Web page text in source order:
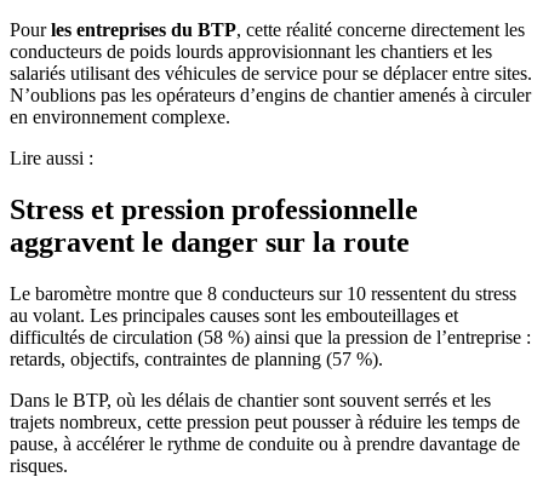
Pourles entreprises du BTP, cette réalité concerne directement les
conducteurs de poids lourds approvisionnant les chantiers et les
salariés utilisant des véhicules de service pour se déplacer entre sites.
N’oublions pas les opérateurs d’engins de chantier amenés à circuler
en environnement complexe.
Lire aussi :
Stress et pression professionnelle
aggravent le danger sur la route
Le baromètre montre que 8 conducteurs sur 10 ressentent du stress
au volant. Les principales causes sont les embouteillages et
difficultés de circulation (58 %) ainsi que la pression de l’entreprise :
retards, objectifs, contraintes de planning (57 %).
Dans le BTP, où les délais de chantier sont souvent serrés et les
trajets nombreux, cette pression peut pousser à réduire les temps de
pause, à accélérer le rythme de conduite ou à prendre davantage de
risques.